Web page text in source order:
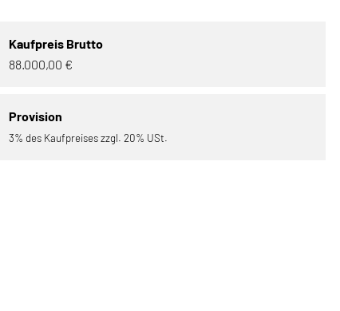
Kaufpreis Brutto
88.000,00 €
Provision
3% des Kaufpreises zzgl. 20% USt.